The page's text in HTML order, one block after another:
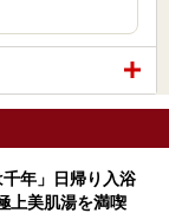
年」日帰り入浴
上美肌湯を満喫